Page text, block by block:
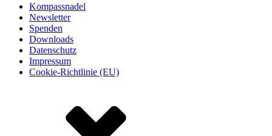
Kompassnadel
Newsletter
Spenden
Downloads
Datenschutz
Impressum
Cookie-Richtlinie (EU)